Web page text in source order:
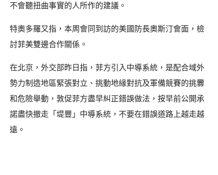
不會聽扭曲事實的人所作的建議。
特奧多羅又指，本周會同到訪的美國防長奧斯汀會面，檢
討菲美雙邊合作關係。
在北京，外交部昨日指，菲方引入中導系統，是配合域外
勢力制造地區緊張對立、挑動地緣對抗及軍備競賽的挑釁
和危險舉動，敦促菲方盡早糾正錯誤做法，按早前公開承
諾盡快撤走「堤豐」中導系統，不要在錯誤道路上越走越
遠。